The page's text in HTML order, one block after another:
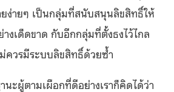
ง่ายๆ เป็นกลุ่มที่สนับสนุนลิขสิทธิ์ให้
างเด็ดขาด กับอีกกลุ่มที่ตั้งธงไว้ไกล
ควรมีระบบลิขสิทธิ์ด้วยซ้ำ
นะผู้ตามเผือกที่ดีอย่างเราก็คิดได้ว่า